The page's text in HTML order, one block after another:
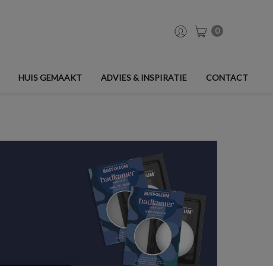
0
HUIS GEMAAKT ADVIES & INSPIRATIE CONTACT